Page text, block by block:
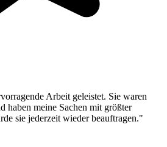
Arbeit geleistet. Sie waren
haben meine Sachen mit größter
sie jederzeit wieder beauftragen."